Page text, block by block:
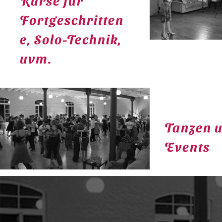
Fortgeschritten
e, Solo-Technik,
uvm.
Tanzen
Events